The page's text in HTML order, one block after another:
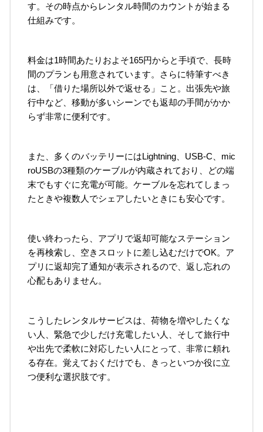
す。その時点からレンタル時間のカウントが始まる
仕組みです。
料金は1時間あたりおよそ165円からと手頃で、長時
間のプランも用意されています。さらに特筆すべき
は、「借りた場所以外で返せる」こと。出張先や旅
行中など、移動が多いシーンでも返却の手間がかか
らず非常に便利です。
また、多くのバッテリーにはLightning、USB-C、mic
roUSBの3種類のケーブルが内蔵されており、どの端
末でもすぐに充電が可能。ケーブルを忘れてしまっ
たときや複数人でシェアしたいときにも安心です。
使い終わったら、アプリで返却可能なステーション
を再検索し、空きスロットに差し込むだけでOK。ア
プリに返却完了通知が表示されるので、返し忘れの
心配もありません。
こうしたレンタルサービスは、荷物を増やしたくな
い人、緊急で少しだけ充電したい人、そして旅行中
や出先で柔軟に対応したい人にとって、非常に頼れ
る存在。覚えておくだけでも、きっといつか役に立
つ便利な選択肢です。